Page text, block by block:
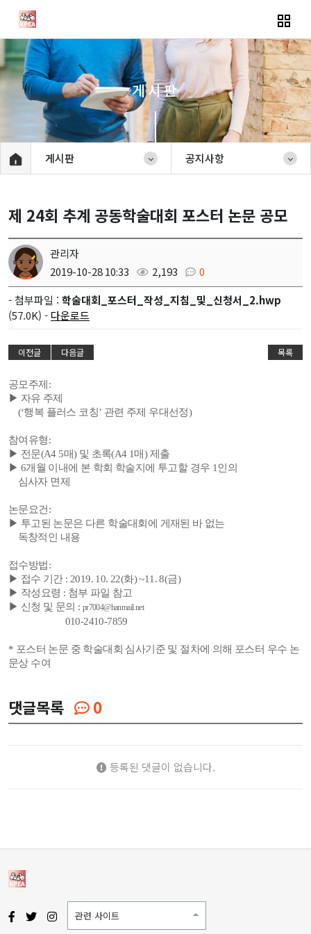
게시판
게시판 공지사항
제 24회 추계 공동학술대회 포스터 논문 공모
관리자
2019-10-28 10:33
2,193
0
- 첨부파일 : 학술대회_포스터_작성_지침_및_신청서_2.hwp
(57.0K) - 다운로드
이전글 다음글 목록
공모주제:
▶ 자유 주제
(‘행복 플러스 코칭’ 관련 주제 우대선정)
참여유형:
▶ 전문(A4 5매) 및 초록(A4 1매) 제출
▶ 6개월 이내에 본 학회 학술지에 투고할 경우 1인의
심사자 면제
논문요건:
▶ 투고된 논문은 다른 학술대회에 게재된 바 없는
독창적인 내용
접수방법:
▶ 접수 기간 : 2019. 10. 22(화) ~11. 8(금)
▶ 작성요령 : 첨부 파일 참고
▶ 신청 및 문의 : pr7004@hanmail.net
010-2410-7859
* 포스터 논문 중 학술대회 심사기준 및 절차에 의해 포스터 우수 논
문상 수여
댓글목록 0
등록된 댓글이 없습니다.
관련 사이트